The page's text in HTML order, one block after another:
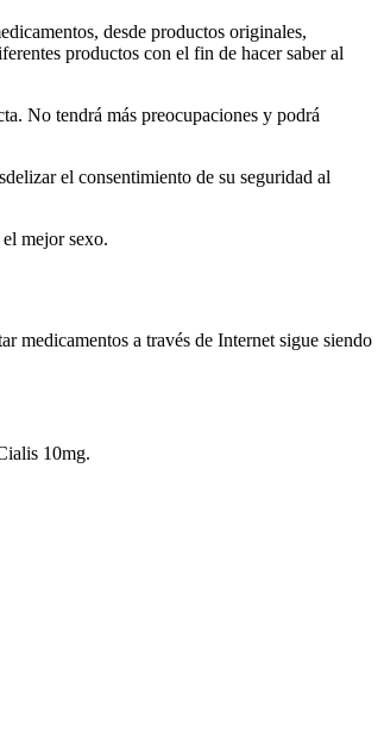
desde productos originales,
productos con el fin de hacer saber al
No tendrá más preocupaciones y podrá
el consentimiento de su seguridad al
mejor sexo.
medicamentos a través de Internet sigue siendo
10mg.